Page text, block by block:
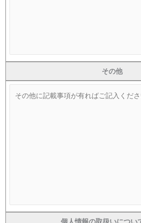
その他
個人情報の取扱いについ